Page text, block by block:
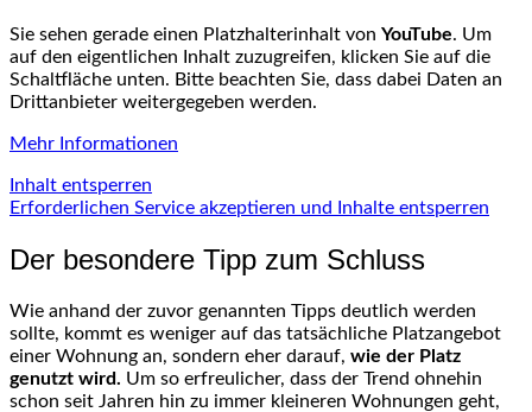
Sie sehen gerade einen Platzhalterinhalt von YouTube. Um
auf den eigentlichen Inhalt zuzugreifen, klicken Sie auf die
Schaltfläche unten. Bitte beachten Sie, dass dabei Daten an
Drittanbieter weitergegeben werden.
Mehr Informationen
Inhalt entsperren
Erforderlichen Service akzeptieren und Inhalte entsperren
Der besondere Tipp zum Schluss
Wie anhand der zuvor genannten Tipps deutlich werden
sollte, kommt es weniger auf das tatsächliche Platzangebot
einer Wohnung an, sondern eher darauf, wie der Platz
genutzt wird. Um so erfreulicher, dass der Trend ohnehin
schon seit Jahren hin zu immer kleineren Wohnungen geht,